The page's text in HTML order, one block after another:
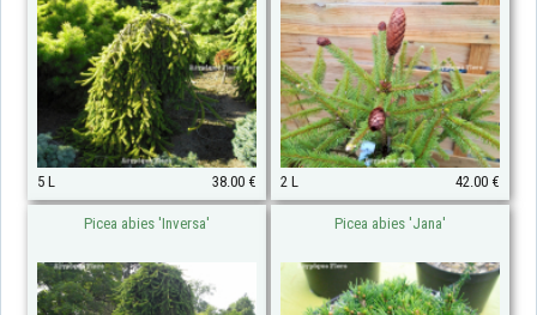
5 L 38.00 € 2 L 42.00 €
Picea abies 'Inversa' Picea abies 'Jana'